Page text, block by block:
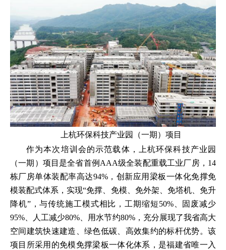
上杭环保科技产业园（一期）项目
作为本次培训会的示范载体，上杭环保科技产业园
（一期）项目是全省首例AAA级全装配重载工业厂房，14
栋厂房单体装配率高达94%，创新应用梁板一体化免撑免
模装配式体系，实现“免撑、免模、免外架、免塔机、免升
降机”，与传统施工模式相比，工期缩短50%、固废减少
95%、人工减少80%、用水节约80%，充分展现了我省高大
空间建筑快速建造、绿色低碳、高效集约的标杆优势。该
项目所采用的免模免撑梁板一体化体系，是福建省唯一入